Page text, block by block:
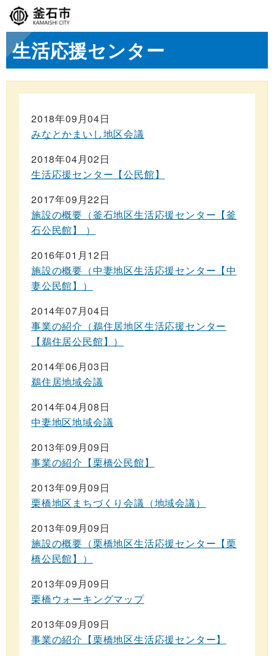
生活応援センター
2018年09月04日
みなとかまいし地区会議
2018年04月02日
生活応援センター【公民館】
2017年09月22日
施設の概要（釜石地区生活応援センター【釜
石公民館】 ）
2016年01月12日
施設の概要（中妻地区生活応援センター【中
妻公民館】）
2014年07月04日
事業の紹介（鵜住居地区生活応援センター
【鵜住居公民館】）
2014年06月03日
鵜住居地域会議
2014年04月08日
中妻地区地域会議
2013年09月09日
事業の紹介【栗橋公民館】
2013年09月09日
栗橋地区まちづくり会議（地域会議）
2013年09月09日
施設の概要（栗橋地区生活応援センター【栗
橋公民館】）
2013年09月09日
栗橋ウォーキングマップ
2013年09月09日
事業の紹介【栗橋地区生活応援センター】